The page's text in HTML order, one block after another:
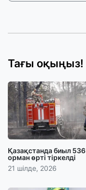
Тағы оқыңыз!
Қазақстанда биыл 536
орман өрті тіркелді
21 шілде, 2026